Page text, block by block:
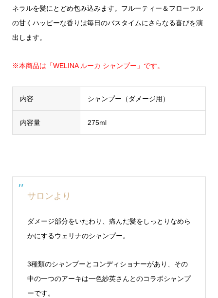
ネラルを髪にとどめ包み込みます。フルーティー＆フローラル
の甘くハッピーな香りは毎日のバスタイムにさらなる喜びを演
出します。
※本商品は「WELINA ルーカ シャンプー」です。
内容 シャンプー（ダメージ用）
内容量 275ml
サロンより
ダメージ部分をいたわり、痛んだ髪をしっとりなめら
かにするウェリナのシャンプー。
3種類のシャンプーとコンディショナーがあり、その
中の一つのアーキは一色紗英さんとのコラボシャンプ
ーです。